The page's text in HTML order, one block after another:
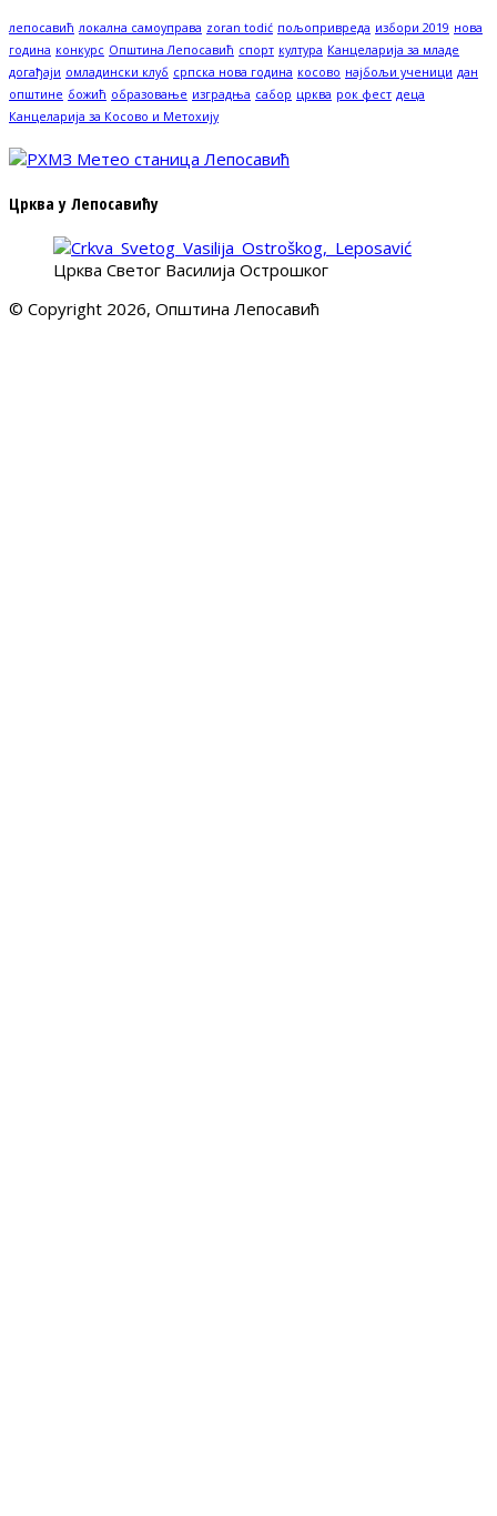
лепосавић локална самоуправа zoran todić пољопривреда избори 2019 нова
година конкурс Општина Лепосавић спорт култура Канцеларија за младе
догађаји омладински клуб српска нова година косово најбољи ученици дан
општине божић образовање изградња сабор црква рок фест деца
Канцеларија за Косово и Метохију
Црква у Лепосавићу
Црква Светог Василија Острошког
© Copyright 2026, Општина Лепосавић